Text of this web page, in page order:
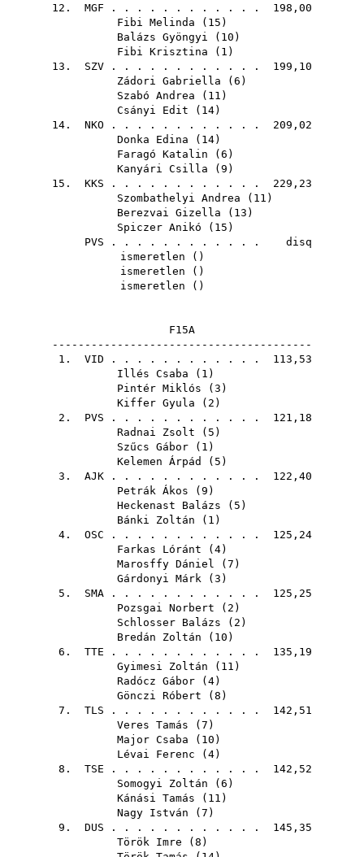
12. MGF . . . . . . . . . . . . 198,00
Fibi Melinda ( 15 )
Balázs Gyöngyi ( 10 )
Fibi Krisztina ( 1 )
13. SZV . . . . . . . . . . . . 199,10
Zádori Gabriella ( 6 )
Szabó Andrea ( 11 )
Csányi Edit ( 14)
14. NKO . . . . . . . . . . . . 209,02
Donka Edina ( 14)
Faragó Katalin ( 6 )
Kanyári Csilla ( 9 )
15. KKS . . . . . . . . . . . . 229,23
Szombathelyi Andrea ( 11 )
Berezvai Gizella ( 13 )
Spiczer Anikó ( 15 )
PVS . . . . . . . . . . . . disq
ismeretlen ()
ismeretlen ()
ismeretlen ()
F15A
----------------------------------------
1. VID . . . . . . . . . . . . 113,53
Illés Csaba ( 1 )
Pintér Miklós ( 3 )
Kiffer Gyula ( 2 )
2. PVS . . . . . . . . . . . . 121,18
Radnai Zsolt ( 5 )
Szűcs Gábor ( 1 )
Kelemen Árpád
( 5 )
3. AJK . . . . . . . . . . . . 122,40
Petrák Ákos ( 9 )
Heckenast Balázs ( 5 )
Bánki Zoltán ( 1 )
4. OSC . . . . . . . . . . . . 125,24
Farkas Lóránt ( 4)
Marosffy Dániel ( 7 )
Gárdonyi Márk ( 3 )
5. SMA . . . . . . . . . . . . 125,25
Pozsgai Norbert ( 2 )
Schlosser Balázs ( 2 )
Bredán Zoltán ( 10 )
6. TTE . . . . . . . . . . . . 135,19
Gyimesi Zoltán ( 11 )
Radócz Gábor ( 4)
Gönczi Róbert ( 8 )
7. TLS . . . . . . . . . . . . 142,51
Veres Tamás ( 7 )
Major Csaba ( 10 )
Lévai Ferenc ( 4)
8. TSE . . . . . . . . . . . . 142,52
Somogyi Zoltán ( 6 )
Kánási Tamás ( 11 )
Nagy István ( 7 )
9. DUS . . . . . . . . . . . . 145,35
Török Imre ( 8 )